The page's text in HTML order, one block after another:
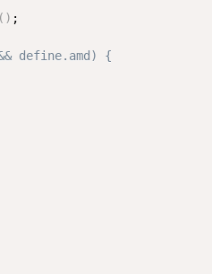
( ) ;
define.amd) {